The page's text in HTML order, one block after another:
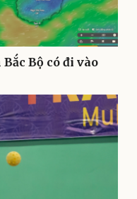
vàng
dùng
giá
khoán
cà phêBộ có đi vào